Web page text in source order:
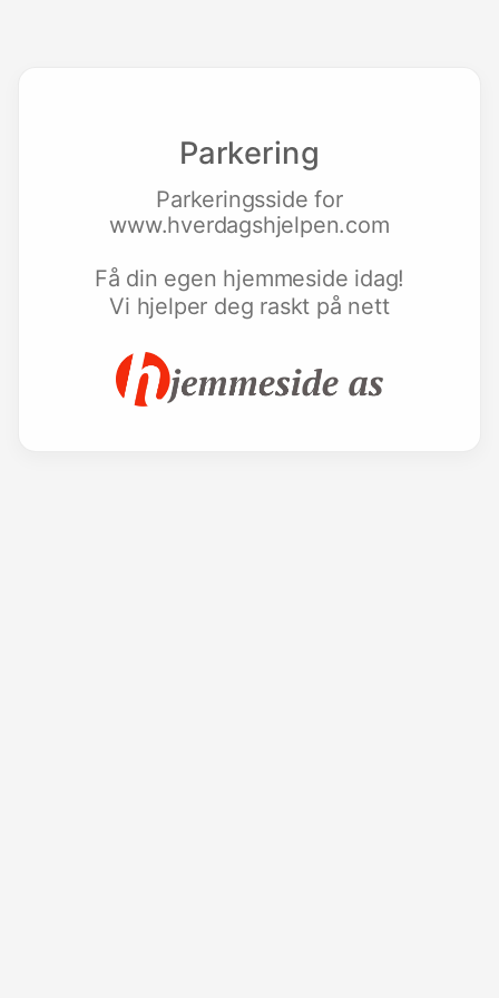
Parkering
Parkeringsside for
www.hverdagshjelpen.com
Få din egen hjemmeside idag!
Vi hjelper deg raskt på nett